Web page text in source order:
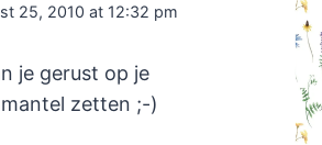
25, 2010 at 12:32 pm
je gerust op je
zetten ;-)